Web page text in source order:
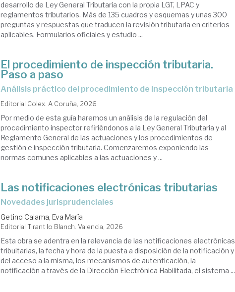
desarrollo de Ley General Tributaria con la propia LGT, LPAC y
reglamentos tributarios. Más de 135 cuadros y esquemas y unas 300
preguntas y respuestas que traducen la revisión tributaria en criterios
aplicables. Formularios oficiales y estudio ...
El procedimiento de inspección tributaria.
Paso a paso
Análisis práctico del procedimiento de inspección tributaria
Editorial Colex. A Coruña, 2026
Por medio de esta guía haremos un análisis de la regulación del
procedimiento inspector refiriéndonos a la Ley General Tributaria y al
Reglamento General de las actuaciones y los procedimientos de
gestión e inspección tributaria. Comenzaremos exponiendo las
normas comunes aplicables a las actuaciones y ...
Las notificaciones electrónicas tributarias
novedades jurisprudenciales
Getino Calama, Eva María
Editorial Tirant lo Blanch. Valencia, 2026
Esta obra se adentra en la relevancia de las notificaciones electrónicas
tribuitarias, la fecha y hora de la puesta a disposición de la notificación y
del acceso a la misma, los mecanismos de autenticación, la
notificación a través de la Dirección Electrónica Habilitada, el sistema ...